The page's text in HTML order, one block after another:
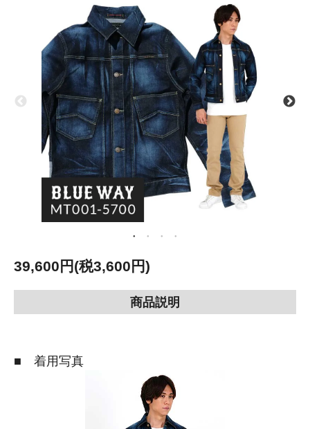
39,600円(税3,600円)
商品説明
■ 着用写真